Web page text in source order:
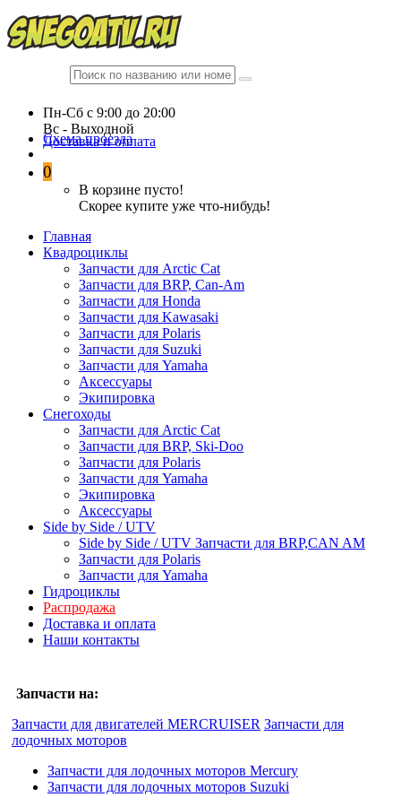
Пн-Сб c 9:00 до 20:00
Вc - Выходной
Схема проезда
Доставка и оплата
0
В корзине пусто!
Скорее купите уже что-нибудь!
Главная
Квадроциклы
Запчасти для Arctic Cat
Запчасти для BRP, Can-Am
Запчасти для Honda
Запчасти для Kawasaki
Запчасти для Polaris
Запчасти для Suzuki
Запчасти для Yamaha
Аксессуары
Экипировка
Снегоходы
Запчасти для Arctic Cat
Запчасти для BRP, Ski-Doo
Запчасти для Polaris
Запчасти для Yamaha
Экипировка
Аксессуары
Side by Side / UTV
Side by Side / UTV Запчасти для BRP,CAN AM
Запчасти для Polaris
Запчасти для Yamaha
Гидроциклы
Распродажа
Доставка и оплата
Наши контакты
Запчасти на:
Запчасти для двигателей MERCRUISER Запчасти для
лодочных моторов
Запчасти для лодочных моторов Mercury
Запчасти для лодочных моторов Suzuki